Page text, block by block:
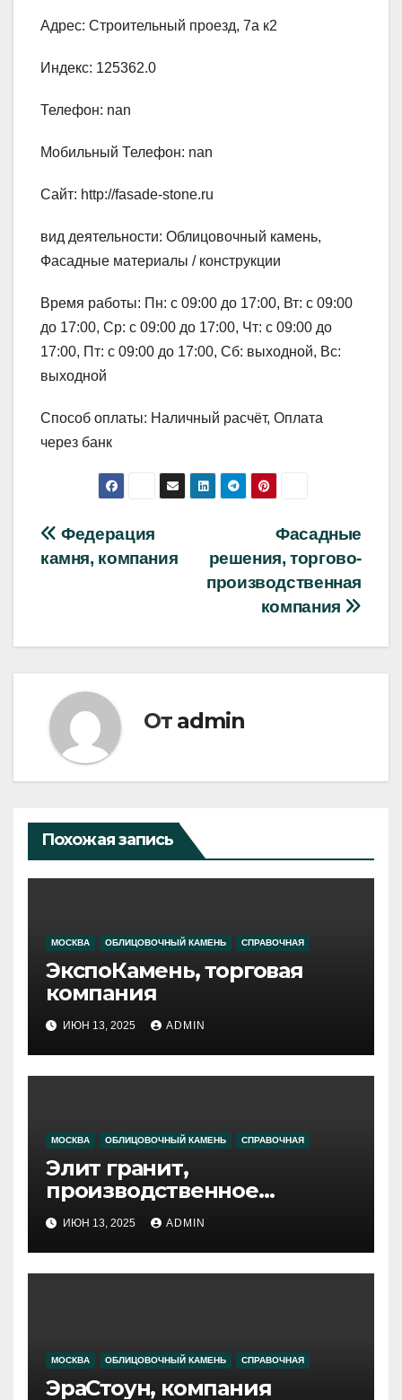
Адрес: Строительный проезд, 7а к2
Индекс: 125362.0
Телефон: nan
Мобильный Телефон: nan
Сайт: http://fasade-stone.ru
вид деятельности: Облицовочный камень,
Фасадные материалы / конструкции
Время работы: Пн: с 09:00 до 17:00, Вт: с 09:00
до 17:00, Ср: с 09:00 до 17:00, Чт: с 09:00 до
17:00, Пт: с 09:00 до 17:00, Сб: выходной, Вс:
выходной
Способ оплаты: Наличный расчёт, Оплата
через банк
Навигация
Фасадные
решения, торгово-
производственная
компания
Федерация
камня, компания
От admin
Похожая запись
МОСКВА ОБЛИЦОВОЧНЫЙ КАМЕНЬ СПРАВОЧНАЯ
ЭкспоКамень, торговая
компания
ИЮН 13, 2025 ADMIN
МОСКВА ОБЛИЦОВОЧНЫЙ КАМЕНЬ СПРАВОЧНАЯ
Элит гранит,
производственное
объединение
ИЮН 13, 2025 ADMIN
МОСКВА ОБЛИЦОВОЧНЫЙ КАМЕНЬ СПРАВОЧНАЯ
ЭраСтоун, компания